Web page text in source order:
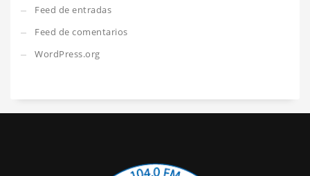
Feed de entradas
Feed de comentarios
WordPress.org